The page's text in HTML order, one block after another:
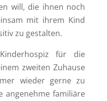
will, die ihnen noch
mit ihrem Kind
zu gestalten.
für die
zweiten Zuhause
wieder gerne zu
angenehme familiäre